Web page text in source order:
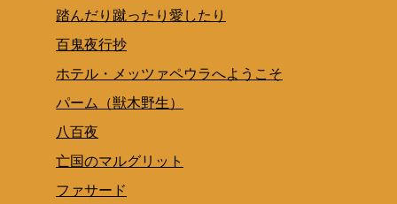
踏んだり蹴ったり愛したり
百鬼夜行抄
ホテル・メッツァペウラへようこそ
パーム（獣木野生）
八百夜
亡国のマルグリット
ファサード